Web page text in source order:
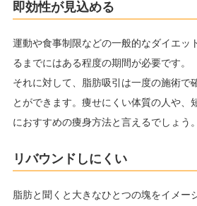
即効性が見込める
運動や食事制限などの一般的なダイエッ
るまでにはある程度の期間が必要です。
それに対して、脂肪吸引は一度の施術で
とができます。痩せにくい体質の人や、
におすすめの痩身方法と言えるでしょう。
リバウンドしにくい
脂肪と聞くと大きなひとつの塊をイメー